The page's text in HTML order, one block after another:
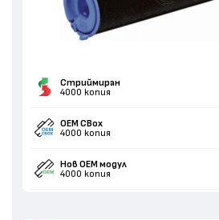
Стриймиран
4000 копия
OEM CBox
4000 копия
Нов ОЕМ модул
4000 копия